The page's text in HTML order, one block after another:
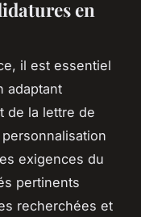
en
il est essentiel
adaptant
de la lettre de
exigences du
pertinents
recherchées et